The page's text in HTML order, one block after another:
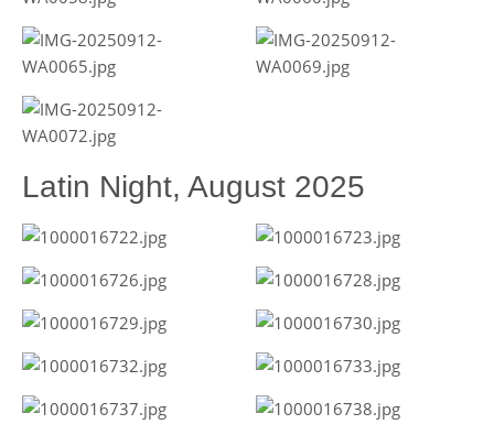
Latin Night, August 2025